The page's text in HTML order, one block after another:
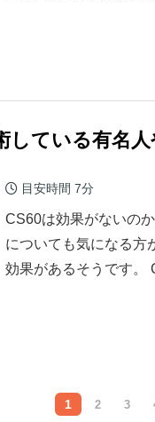
している有名
目安時間 7分
CS60は効果がないの
についても気になる
効果があるそうです。
1 2 3